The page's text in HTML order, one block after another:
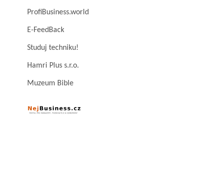
ProfiBusiness.world
E-FeedBack
Studuj techniku!
Hamri Plus s.r.o.
Muzeum Bible